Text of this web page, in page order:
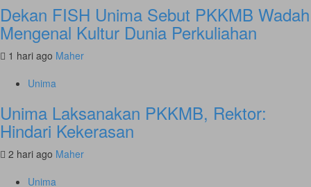
Dekan FISH Unima Sebut PKKMB Wadah
Mengenal Kultur Dunia Perkuliahan
1 hari ago Maher
Unima
Unima Laksanakan PKKMB, Rektor:
Hindari Kekerasan
2 hari ago Maher
Unima